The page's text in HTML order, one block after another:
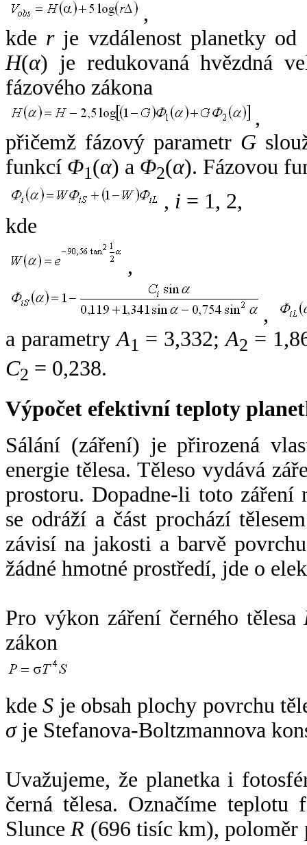
,
kde rje vzdálenost planetky od
H(α) je redukovaná hvězdná
fázového zákona
,
přičemž fázový parametr G
funkcí Φ1(α) a Φ2(α). Fázovou
, i = 1, 2,
kde
,
,
a parametryA1 = 3,332;A2 =
C2 = 0,238.
Výpočet efektivní teploty
Sálání (záření) je přirozená
energie tělesa. Těleso vydává
prostoru. Dopadne-li toto záření
se odráží a část prochází
závisí na jakosti a barvě
žádné hmotné prostředí, jde o
Pro výkon záření černého tělesa
zákon
kdeS je obsah plochy povrchu
σje Stefanova-Boltzmannova
Uvažujeme, že planetka i
černá tělesa. Označíme
SlunceR (696 tisíc km),